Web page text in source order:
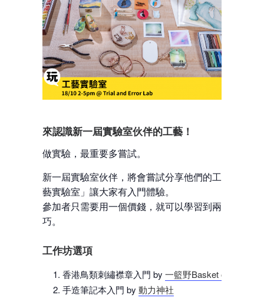
來認識新一屆實驗室伙伴的工藝！
做實驗，最重要多嘗試。
新一屆實驗室伙伴，將會嘗試分享他們的工藝，透過
藝實驗室」讓大家有入門體驗。
參加者只需要用一個價錢，就可以學習到兩種工藝的
巧。
工作坊選項
香港鳥類刺繡襟章入門 by 一籃野Basket of stuff.
手造筆記本入門 by 動力神社